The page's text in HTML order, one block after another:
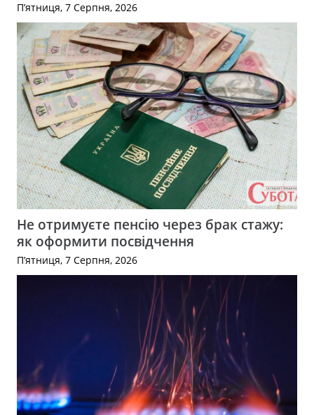
П’ятниця, 7 Серпня, 2026
Не отримуєте пенсію через брак стажу:
як оформити посвідчення
П’ятниця, 7 Серпня, 2026